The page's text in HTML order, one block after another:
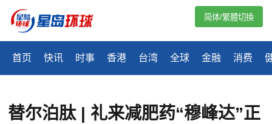
首页 快讯 时事 香港 台湾 全球 金融 消费
简体/繁體切換
替尔泊肽 | 礼来减肥药“穆峰达”正